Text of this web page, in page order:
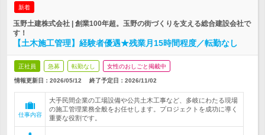
新着
玉野土建株式会社 | 創業100年超。玉野の街づくりを支える総合建設会社で
す！
【土木施工管理】経験者優遇★残業月15時間程度／転勤なし
正社員 急募 転勤なし 女性のおしごと掲載中
情報更新日：2026/05/12 終了予定日： 2026/11/02
仕事内容
大手民間企業の工場設備や公共土木工事など、多岐にわたる現場
の施工管理業務全般をお任せします。プロジェクトを成功に導く
重要な役割です。